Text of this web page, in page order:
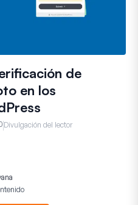
de
en los
Divulgación del lector